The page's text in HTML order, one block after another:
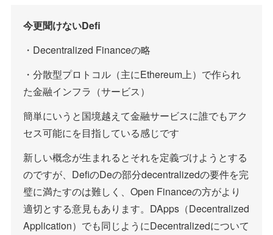
今更聞けないDefi
・Decentralized Financeの略
・分散型プロトコル（主にEthereum上）で作られ
た金融インフラ（サービス）
簡単にいうと国境越えて金融サービスに誰でもアク
セス可能にを目指している感じです
新しい概念が生まれるとそれを定義づけようとする
のですが、DefiのDeの部分decentralizedの要件を完
璧に満たすのは難しく、Open Financeの方がより
適切とする意見もあります。DApps（Decentralized
Application）でも同じようにDecentralizedについて